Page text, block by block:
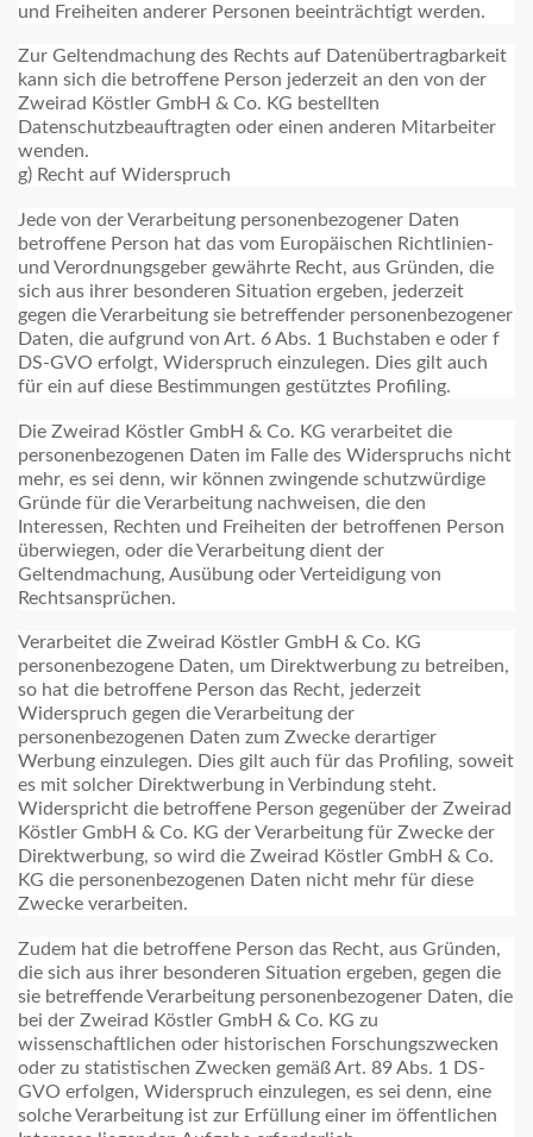
und Freiheiten anderer Personen beeinträchtigt werden.
Zur Geltendmachung des Rechts auf Datenübertragbarkeit
kann sich die betroffene Person jederzeit an den von der
Zweirad Köstler GmbH & Co. KG bestellten
Datenschutzbeauftragten oder einen anderen Mitarbeiter
wenden.
g) Recht auf Widerspruch
Jede von der Verarbeitung personenbezogener Daten
betroffene Person hat das vom Europäischen Richtlinien-
und Verordnungsgeber gewährte Recht, aus Gründen, die
sich aus ihrer besonderen Situation ergeben, jederzeit
gegen die Verarbeitung sie betreffender personenbezogener
Daten, die aufgrund von Art. 6 Abs. 1 Buchstaben e oder f
DS-GVO erfolgt, Widerspruch einzulegen. Dies gilt auch
für ein auf diese Bestimmungen gestütztes Profiling.
Die Zweirad Köstler GmbH & Co. KG verarbeitet die
personenbezogenen Daten im Falle des Widerspruchs nicht
mehr, es sei denn, wir können zwingende schutzwürdige
Gründe für die Verarbeitung nachweisen, die den
Interessen, Rechten und Freiheiten der betroffenen Person
überwiegen, oder die Verarbeitung dient der
Geltendmachung, Ausübung oder Verteidigung von
Rechtsansprüchen.
Verarbeitet die Zweirad Köstler GmbH & Co. KG
personenbezogene Daten, um Direktwerbung zu betreiben,
so hat die betroffene Person das Recht, jederzeit
Widerspruch gegen die Verarbeitung der
personenbezogenen Daten zum Zwecke derartiger
Werbung einzulegen. Dies gilt auch für das Profiling, soweit
es mit solcher Direktwerbung in Verbindung steht.
Widerspricht die betroffene Person gegenüber der Zweirad
Köstler GmbH & Co. KG der Verarbeitung für Zwecke der
Direktwerbung, so wird die Zweirad Köstler GmbH & Co.
KG die personenbezogenen Daten nicht mehr für diese
Zwecke verarbeiten.
Zudem hat die betroffene Person das Recht, aus Gründen,
die sich aus ihrer besonderen Situation ergeben, gegen die
sie betreffende Verarbeitung personenbezogener Daten, die
bei der Zweirad Köstler GmbH & Co. KG zu
wissenschaftlichen oder historischen Forschungszwecken
oder zu statistischen Zwecken gemäß Art. 89 Abs. 1 DS-
GVO erfolgen, Widerspruch einzulegen, es sei denn, eine
solche Verarbeitung ist zur Erfüllung einer im öffentlichen